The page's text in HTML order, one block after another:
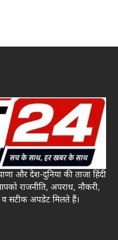
और देश-दुनिया की ताजा हिंदी
राजनीति, अपराध, नौकरी,
सटीक अपडेट मिलते हैं।